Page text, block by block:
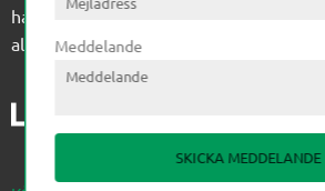
har vi ett komplement sortiment av
allt ifrån slangtillverkning till
Meddelande
SKICKA MEDDELANDE